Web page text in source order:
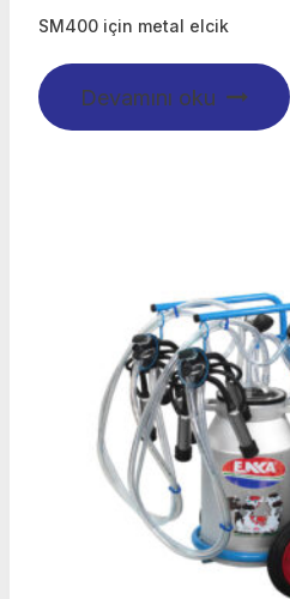
SM400 için metal elcik
Devamını oku